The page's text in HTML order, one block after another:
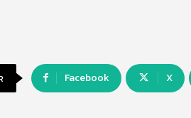
Facebook X